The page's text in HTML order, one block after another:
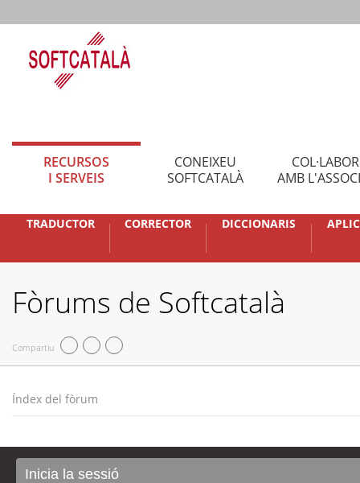
RECURSOS
I SERVEIS
CONEIXEU
SOFTCATALÀ
AMB
TRADUCTOR CORRECTOR DICCIONARIS
Fòrums de Softcatalà
Compartiu
Índex del fòrum
Inicia la sessió